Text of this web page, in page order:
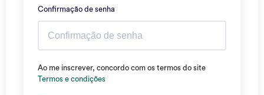
Confirmação de senha
Ao me inscrever, concordo com os termos do site
Termos e condições